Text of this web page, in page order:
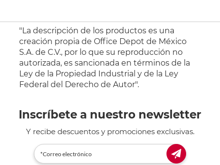
"La descripción de los productos es una
creación propia de Office Depot de México
S.A. de C.V., por lo que su reproducción no
autorizada, es sancionada en términos de la
Ley de la Propiedad Industrial y de la Ley
Federal del Derecho de Autor".
Inscríbete a nuestro newsletter
Y recibe descuentos y promociones exclusivas.